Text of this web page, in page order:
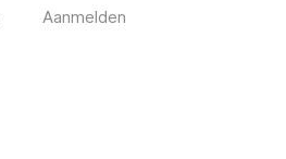
Aanmelden